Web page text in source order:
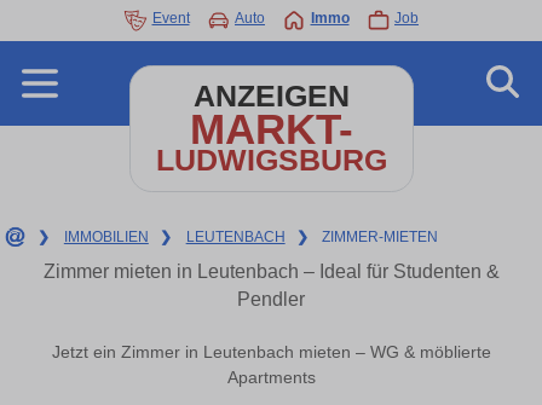
Event Auto Immo Job
ANZEIGEN
MARKT-
LUDWIGSBURG
❯ IMMOBILIEN ❯ LEUTENBACH ❯ ZIMMER-MIETEN
Zimmer mieten in Leutenbach – Ideal für Studenten &
Pendler
Jetzt ein Zimmer in Leutenbach mieten – WG & möblierte
Apartments